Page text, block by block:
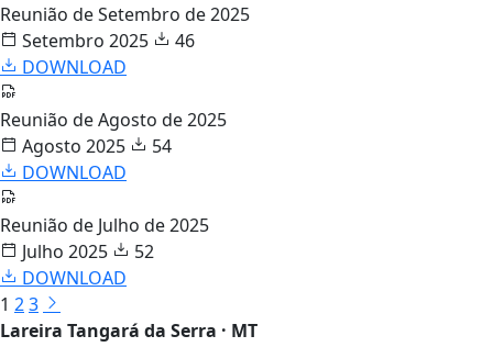
Reunião de Setembro de 2025
Setembro 2025
46
DOWNLOAD
Reunião de Agosto de 2025
Agosto 2025
54
DOWNLOAD
Reunião de Julho de 2025
Julho 2025
52
DOWNLOAD
1 23
Lareira Tangará da Serra · MT